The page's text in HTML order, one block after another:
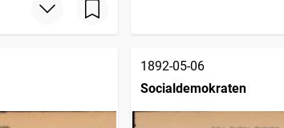
1892-05-06
Socialdemokraten